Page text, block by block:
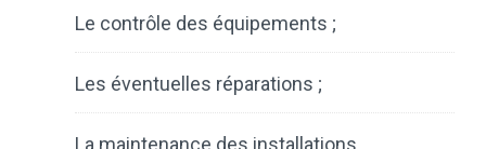
Le contrôle des équipements ;
Les éventuelles réparations ;
La maintenance des installations